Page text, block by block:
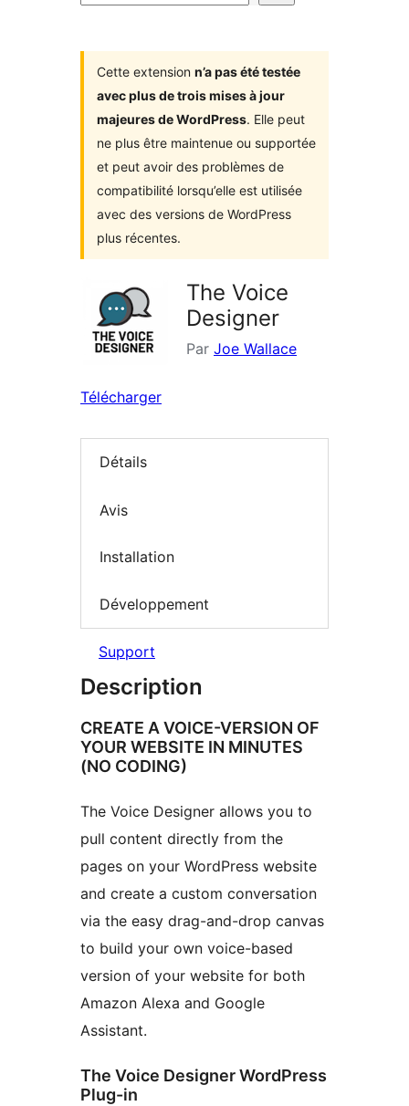
Cette extension n’a pas été testée
avec plus de trois mises à jour
majeures de WordPress. Elle peut
ne plus être maintenue ou supportée
et peut avoir des problèmes de
compatibilité lorsqu’elle est utilisée
avec des versions de WordPress
plus récentes.
The Voice
Designer
Par Joe Wallace
Télécharger
Détails
Avis
Installation
Développement
Support
Description
CREATE A VOICE-VERSION OF
YOUR WEBSITE IN MINUTES
(NO CODING)
The Voice Designer allows you to
pull content directly from the
pages on your WordPress website
and create a custom conversation
via the easy drag-and-drop canvas
to build your own voice-based
version of your website for both
Amazon Alexa and Google
Assistant.
The Voice Designer WordPress
Plug-in